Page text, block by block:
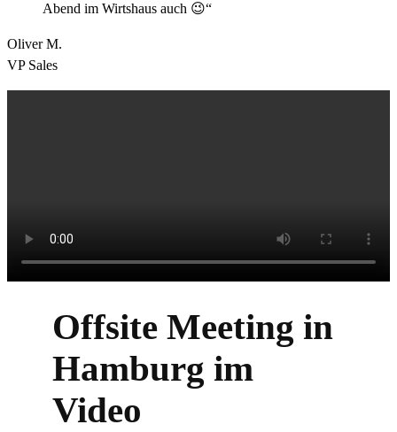
Abend im Wirtshaus auch 😉“
Oliver M.
VP Sales
Offsite Meeting in
Hamburg im
Video